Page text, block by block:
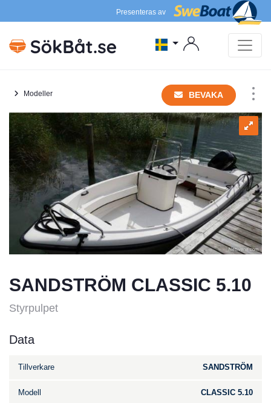
Presenteras av
Modeller BEVAKA
SANDSTRÖM CLASSIC 5.10
Styrpulpet
Data
Tillverkare SANDSTRÖM
Modell CLASSIC 5.10